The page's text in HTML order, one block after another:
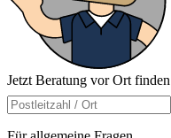
Jetzt Beratung vor Ort finden